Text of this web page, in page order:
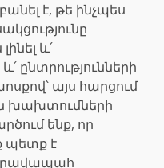
է, թե ինչպես
և՛
ընտրությունների
այս հարցում
խախտումների
ենք, որ
պետք է